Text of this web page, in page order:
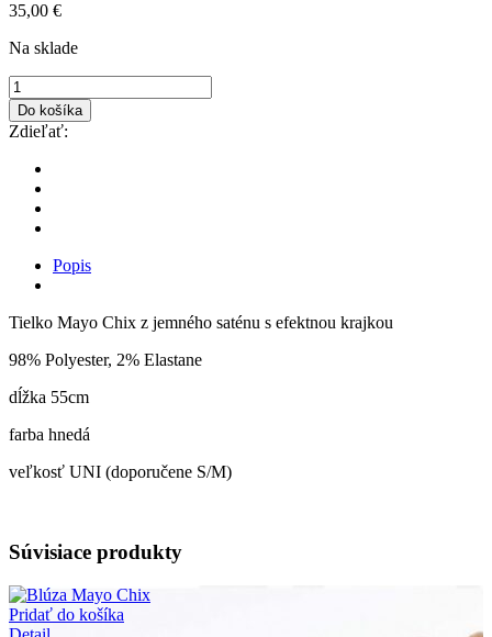
35,00 €
Na sklade
Do košíka
Zdieľať:
Popis
Tielko Mayo Chix z jemného saténu s efektnou krajkou
98% Polyester, 2% Elastane
dĺžka 55cm
farba hnedá
veľkosť UNI (doporučene S/M)
Súvisiace produkty
Pridať do košíka